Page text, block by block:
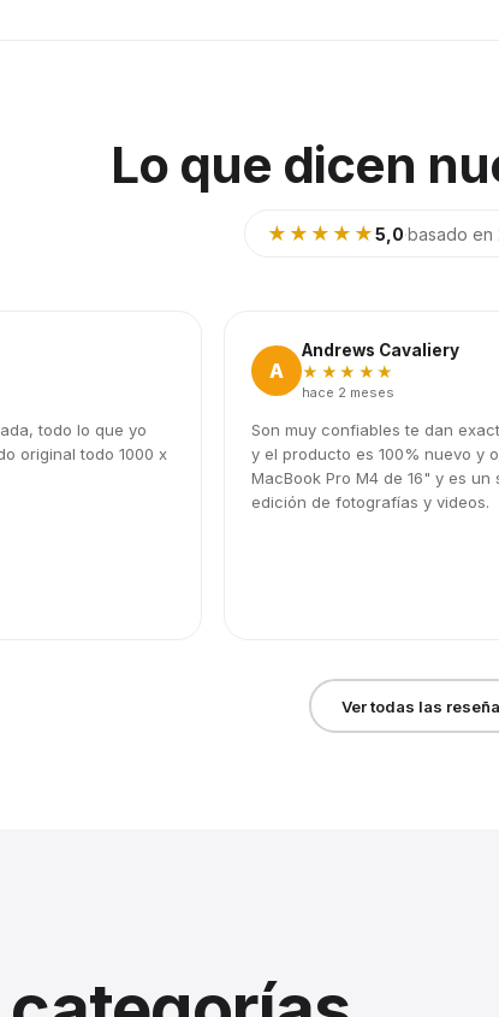
Lo que dicen
★★★★★5,0·basado en
todo lo que yo
original todo 1000 x
A
Andrews Cavaliery
★★★★★
hace 2 meses
Son muy confiables te dan
y el producto es 100% nuevo y
MacBook Pro M4 de 16" y es
edición de fotografías y videos.
Ver todas las